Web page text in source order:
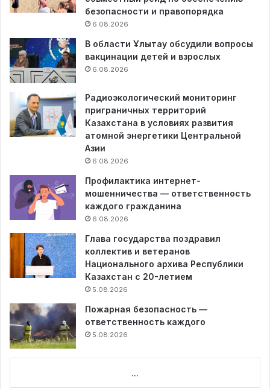
безопасности и правопорядка
6.08.2026
В области Ұлытау обсудили вопросы
вакцинации детей и взрослых
6.08.2026
Радиоэкологический мониторинг
приграничных территорий
Казахстана в условиях развития
атомной энергетики Центральной
Азии
6.08.2026
Профилактика интернет-
мошенничества — ответственность
каждого гражданина
6.08.2026
Глава государства поздравил
коллектив и ветеранов
Национального архива Республики
Казахстан с 20-летием
5.08.2026
Пожарная безопасность —
ответственность каждого
5.08.2026
...